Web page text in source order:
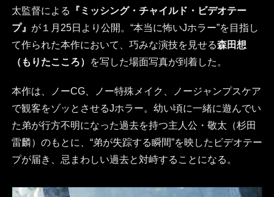
太監督による
『ミッシング・チャイルド・ビデオテー
プ』 が１月25日より公開。“本当に怖いJホラー”を目指し
て作られた本作において、巧みな演技を見せる森田想
（もりたこころ）
を写した場面写真が到着した。
本作は、ノーCG、ノー特殊メイク、ノージャンプスケア
で観客をゾッとさせるJホラー。幼い頃に一緒に遊んでい
た弟が行方不明になった過去を持つ主人公・敬太（杉田
雷麟）のもとに、“弟が失踪する瞬間”を映したビデオテー
プが届き、忌まわしい過去と対峙することになる。